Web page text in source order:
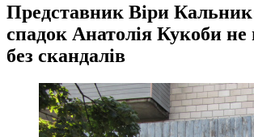
Представник Віри
спадок Анатолія Кукоби не
без скандалів